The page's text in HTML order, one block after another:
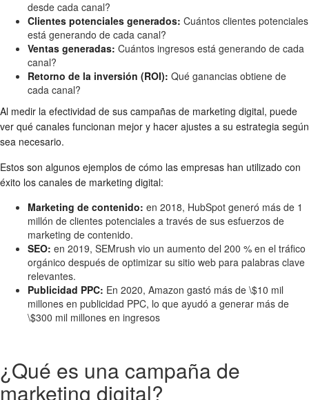
desde cada canal?
Clientes potenciales generados: Cuántos clientes potenciales
está generando de cada canal?
Ventas generadas: Cuántos ingresos está generando de cada
canal?
Retorno de la inversión (ROI): Qué ganancias obtiene de
cada canal?
Al medir la efectividad de sus campañas de marketing digital, puede
ver qué canales funcionan mejor y hacer ajustes a su estrategia según
sea necesario.
Estos son algunos ejemplos de cómo las empresas han utilizado con
éxito los canales de marketing digital:
Marketing de contenido: en 2018, HubSpot generó más de 1
millón de clientes potenciales a través de sus esfuerzos de
marketing de contenido.
SEO: en 2019, SEMrush vio un aumento del 200 % en el tráfico
orgánico después de optimizar su sitio web para palabras clave
relevantes.
Publicidad PPC: En 2020, Amazon gastó más de \$10 mil
millones en publicidad PPC, lo que ayudó a generar más de
\$300 mil millones en ingresos
¿Qué es una campaña de
marketing digital?